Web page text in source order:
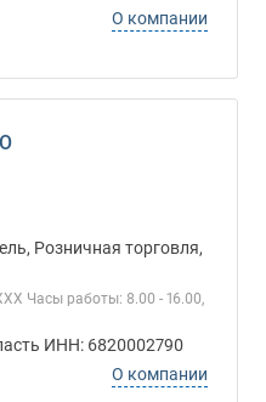
О компании
Розничная торговля,
Часы работы: 8.00 - 16.00,
ИНН: 6820002790
О компании